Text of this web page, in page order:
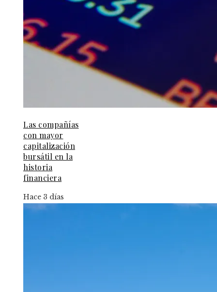
Las compañías
con mayor
capitalización
bursátil en la
historia
financiera
Hace 3 días